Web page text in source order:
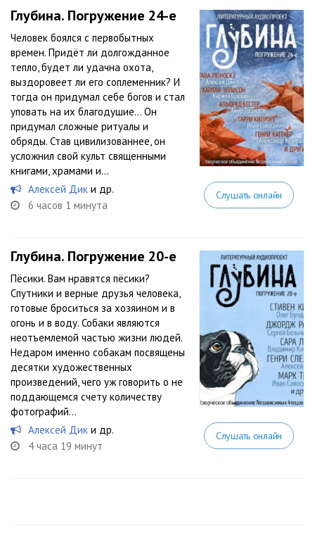
Глубина. Погружение 24-е
Человек боялся с первобытных
времен. Придёт ли долгожданное
тепло, будет ли удачна охота,
выздоровеет ли его соплеменник? И
тогда он придумал себе богов и стал
уповать на их благодушие… Он
придумал сложные ритуалы и
обряды. Став цивилизованнее, он
усложнил свой культ священными
книгами, храмами и...
Алексей Дик и др.
6 часов 1 минута
Слушать онлайн
Глубина. Погружение 20-е
Пёсики. Вам нравятся пёсики?
Спутники и верные друзья человека,
готовые броситься за хозяином и в
огонь и в воду. Собаки являются
неотъемлемой частью жизни людей.
Недаром именно собакам посвящены
десятки художественных
произведений, чего уж говорить о не
поддающемся счету количеству
фотографий...
Алексей Дик и др.
4 часа 19 минут
Слушать онлайн